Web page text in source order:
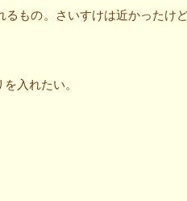
るもの。さいすけは近かったけ
入れたい。